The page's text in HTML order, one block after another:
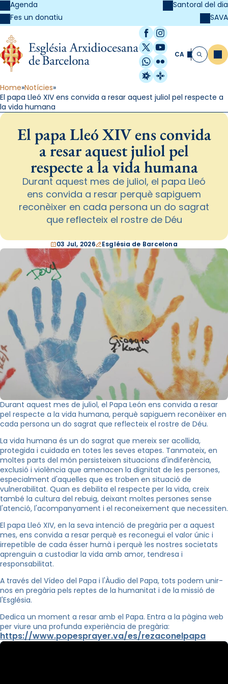
Agenda
Fes un donatiu
Santoral del dia
SAVA
Facebook
Instagram
X / Twitter
YouTube
WhatsApp
Flickr
Radio Estel
Catalunya
CA Cerca
Home Notícies
El papa Lleó XIV ens convida a resar aquest juliol pel respecte a
la vida humana
El papa Lleó XIV ens convida
a resar aquest juliol pel
respecte a la vida humana
Durant aquest mes de juliol, el papa Lleó
ens convida a resar perquè sapiguem
reconèixer en cada persona un do sagrat
que reflecteix el rostre de Déu
03 Jul, 2026 Església de Barcelona
Durant aquest mes de juliol, el Papa León ens convida a resar
pel respecte a la vida humana, perquè sapiguem reconèixer en
cada persona un do sagrat que reflecteix el rostre de Déu.
La vida humana és un do sagrat que mereix ser acollida,
protegida i cuidada en totes les seves etapes. Tanmateix, en
moltes parts del món persisteixen situacions d'indiferència,
exclusió i violència que amenacen la dignitat de les persones,
especialment d'aquelles que es troben en situació de
vulnerabilitat. Quan es debilita el respecte per la vida, creix
també la cultura del rebuig, deixant moltes persones sense
l'atenció, l'acompanyament i el reconeixement que necessiten.
El papa Lleó XIV, en la seva intenció de pregària per a aquest
mes, ens convida a resar perquè es reconegui el valor únic i
irrepetible de cada ésser humà i perquè les nostres societats
aprenguin a custodiar la vida amb amor, tendresa i
responsabilitat.
A través del Vídeo del Papa i l'Àudio del Papa, tots podem unir-
nos en pregària pels reptes de la humanitat i de la missió de
l'Església.
Dedica un moment a resar amb el Papa. Entra a la pàgina web
per viure una profunda experiència de pregària:
https://www.popesprayer.va/es/rezaconelpapa